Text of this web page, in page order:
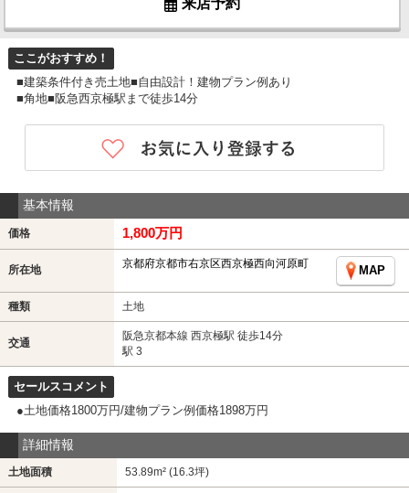
来店予約
ここがおすすめ！
■建築条件付き売土地■自由設計！建物プラン例あり
■角地■阪急西京極駅まで徒歩14分
基本情報
価格 1,800万円
所在地 京都府京都市右京区西京極西向河原町
MAP
種類 土地
交通
阪急京都本線 西京極駅 徒歩14分
駅 3
セールスコメント
●土地価格1800万円/建物プラン例価格1898万円
詳細情報
土地面積 53.89m² (16.3坪)